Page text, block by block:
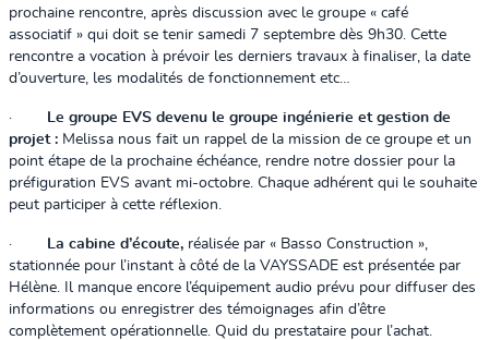
prochaine rencontre, après discussion avec le groupe « café
associatif » qui doit se tenir samedi 7 septembre dès 9h30. Cette
rencontre a vocation à prévoir les derniers travaux à finaliser, la date
d’ouverture, les modalités de fonctionnement etc…
·
Le groupe EVS devenu le groupe ingénierie et gestion de
projet : Melissa nous fait un rappel de la mission de ce groupe et un
point étape de la prochaine échéance, rendre notre dossier pour la
préfiguration EVS avant mi-octobre. Chaque adhérent qui le souhaite
peut participer à cette réflexion.
· La cabine d’écoute, réalisée par « Basso Construction »,
stationnée pour l’instant à côté de la VAYSSADE est présentée par
Hélène. Il manque encore l’équipement audio prévu pour diffuser des
informations ou enregistrer des témoignages afin d’être
complètement opérationnelle. Quid du prestataire pour l’achat.